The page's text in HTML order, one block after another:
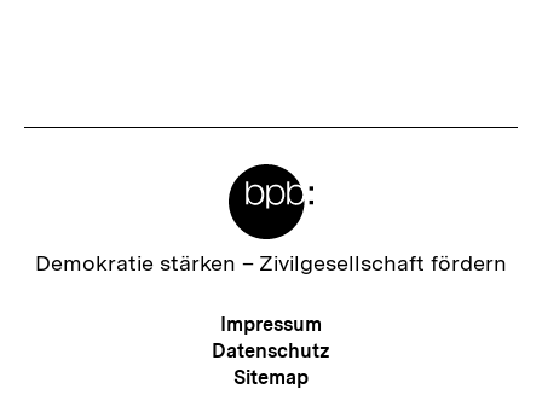
Zur
Demokratie stärken – Zivilgesellschaft fördern
Meta-
Navigation
Impressum
Datenschutz
Sitemap